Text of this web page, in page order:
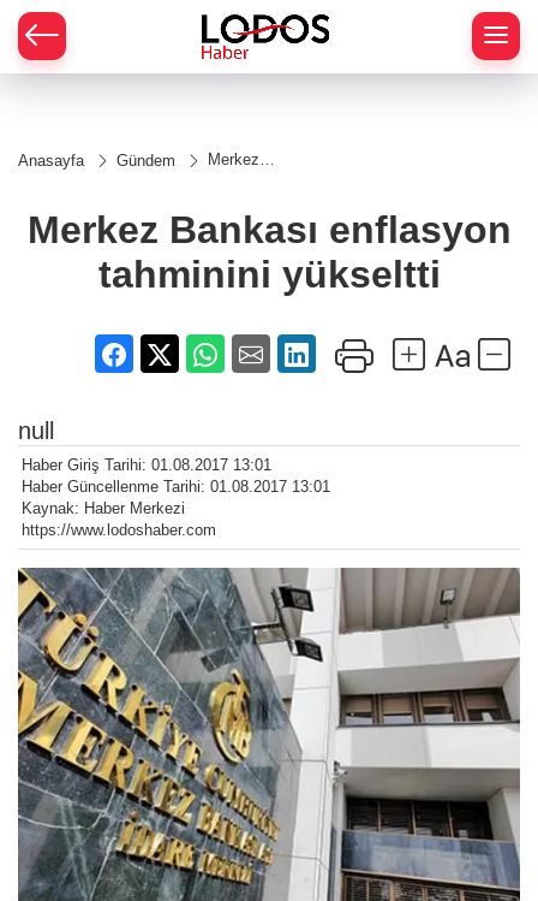
Anasayfa Gündem
Merkez
tahminini
yükseltti
Merkez Bankası enflasyon
tahminini yükseltti
null
Haber Giriş Tarihi: 01.08.2017 13:01
Haber Güncellenme Tarihi: 01.08.2017 13:01
Kaynak: Haber Merkezi
https://www.lodoshaber.com